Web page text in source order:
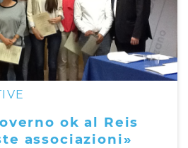
ok al Reis
associazioni»